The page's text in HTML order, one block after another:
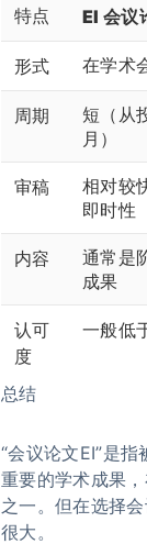
特点 EI 会议
形式 在学术
周期
短（从
月）
审稿
相对较
即时性
内容
通常是
成果
认可
度
一般低
总结
“会议论文EI”是
重要的学术成果
之一。但在选择
很大。